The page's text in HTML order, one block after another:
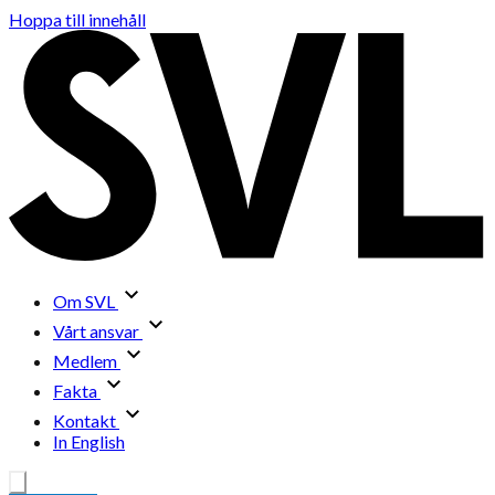
Hoppa till innehåll
Om SVL
Vårt ansvar
Medlem
Fakta
Kontakt
In English